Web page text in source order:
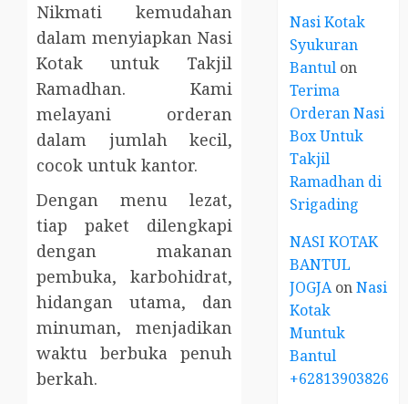
Nikmati kemudahan
dalam menyiapkan Nasi
Kotak untuk Takjil
Ramadhan. Kami
melayani orderan
dalam jumlah kecil,
cocok untuk kantor.
Dengan menu lezat,
tiap paket dilengkapi
dengan makanan
pembuka, karbohidrat,
hidangan utama, dan
minuman, menjadikan
waktu berbuka penuh
berkah.
Nasi Kotak
Syukuran
Bantul on
Terima
Orderan Nasi
Box Untuk
Takjil
Ramadhan di
Srigading
NASI KOTAK
BANTUL
JOGJAonNasi
Kotak
Muntuk
Bantul
+6281390382667